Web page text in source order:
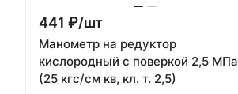
441 ₽/шт
Манометр на редуктор
кислородный с поверкой 2,5 МПа
(25 кгс/см кв, кл. т. 2,5)